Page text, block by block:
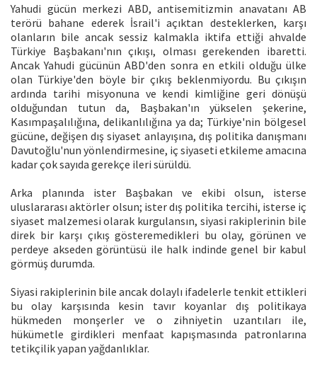
Yahudi gücün merkezi ABD, antisemitizmin anavatanı AB
terörü bahane ederek İsrail'i açıktan desteklerken, karşı
olanların bile ancak sessiz kalmakla iktifa ettiği ahvalde
Türkiye Başbakanı'nın çıkışı, olması gerekenden ibaretti.
Ancak Yahudi gücünün ABD'den sonra en etkili olduğu ülke
olan Türkiye'den böyle bir çıkış beklenmiyordu. Bu çıkışın
ardında tarihi misyonuna ve kendi kimliğine geri dönüşü
olduğundan tutun da, Başbakan'ın yükselen şekerine,
Kasımpaşalılığına, delikanlılığına ya da; Türkiye'nin bölgesel
gücüne, değişen dış siyaset anlayışına, dış politika danışmanı
Davutoğlu'nun yönlendirmesine, iç siyaseti etkileme amacına
kadar çok sayıda gerekçe ileri sürüldü.
Arka planında ister Başbakan ve ekibi olsun, isterse
uluslararası aktörler olsun; ister dış politika tercihi, isterse iç
siyaset malzemesi olarak kurgulansın, siyasi rakiplerinin bile
direk bir karşı çıkış gösteremedikleri bu olay, görünen ve
perdeye akseden görüntüsü ile halk indinde genel bir kabul
görmüş durumda.
Siyasi rakiplerinin bile ancak dolaylı ifadelerle tenkit ettikleri
bu olay karşısında kesin tavır koyanlar dış politikaya
hükmeden monşerler ve o zihniyetin uzantıları ile,
hükümetle girdikleri menfaat kapışmasında patronlarına
tetikçilik yapan yağdanlıklar.